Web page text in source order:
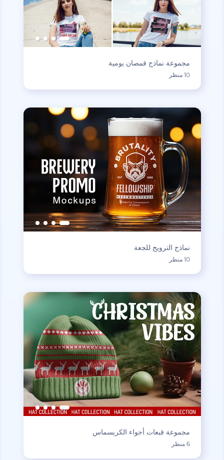
مجموعة نماذج قمصان يومية
10 منظر
نماذج الترويج للجعة
10 منظر
مجموعة قبعات أجواء الكريسماس
6 منظر